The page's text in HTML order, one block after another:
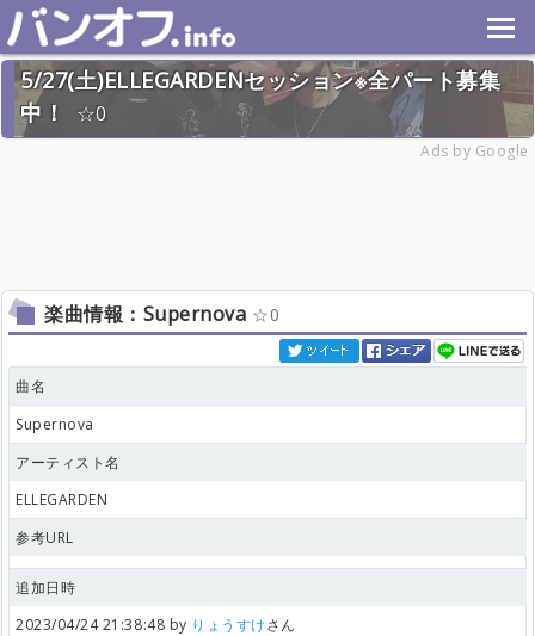
5/27(土)ELLEGARDENセッション※全パート募集
中！
0
Ads by Google
楽曲情報：Supernova 0
曲名
Supernova
アーティスト名
ELLEGARDEN
参考URL
追加日時
2023/04/24 21:38:48 by りょうすけさん